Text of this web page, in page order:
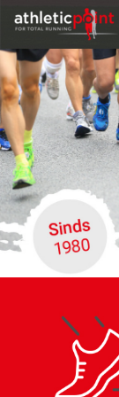
Training en tijden
Home